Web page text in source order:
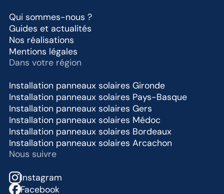
Qui sommes-nous ?
Guides et actualités
Nos réalisations
Mentions légales
Dans votre région
Installation panneaux solaires Gironde
Installation panneaux solaires Pays-Basque
Installation panneaux solaires Gers
Installation panneaux solaires Médoc
Installation panneaux solaires Bordeaux
Installation panneaux solaires Arcachon
Nous suivre
Instagram
Facebook